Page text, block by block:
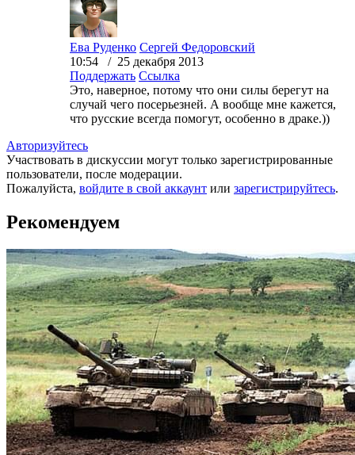
Ева Руденко Сергей Федоровский
10:54 / 25 декабря 2013
Поддержать Ссылка
Это, наверное, потому что они силы берегут на
случай чего посерьезней. А вообще мне кажется,
что русские всегда помогут, особенно в драке.))
Авторизуйтесь
Участвовать в дискуссии могут только зарегистрированные
пользователи, после модерации.
Пожалуйста, войдите в свой аккаунт или зарегистрируйтесь.
Рекомендуем